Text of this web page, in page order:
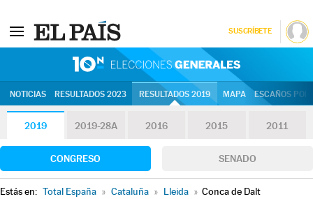
SUSCRÍBETE
NOTICIAS RESULTADOS 2023 RESULTADOS 2019 MAPA ESCAÑOS
2019 2019-28A 2016 2015 2011
CONGRESO SENADO
Estás en: Total España » Cataluña » Lleida » Conca de Dalt